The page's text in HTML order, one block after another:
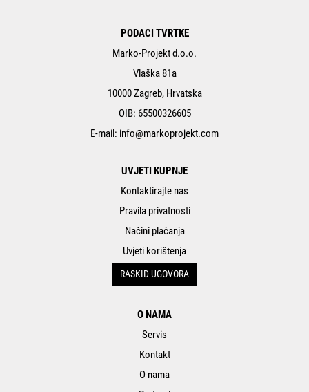
PODACI TVRTKE
Marko-Projekt d.o.o.
Vlaška 81a
10000 Zagreb, Hrvatska
OIB: 65500326605
E-mail: info@markoprojekt.com
UVJETI KUPNJE
Kontaktirajte nas
Pravila privatnosti
Načini plaćanja
Uvjeti korištenja
RASKID UGOVORA
O NAMA
Servis
Kontakt
O nama